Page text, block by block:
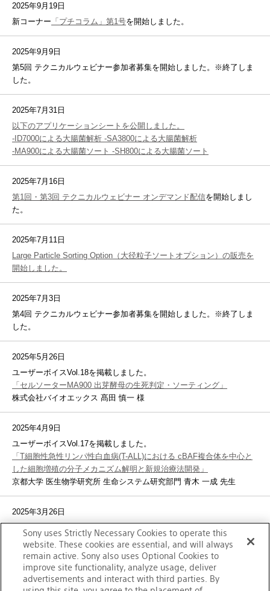
2025年9月19日
新コーナー 「プチコラム」第1号を開始しました。
2025年9月9日
第5回 テクニカルウェビナー参加者募集を開始しました。※終了しま
した。
2025年7月31日
以下のアプリケーションシートを公開しました。
-ID7000による大腸菌解析 -SA3800による大腸菌解析
-MA900による大腸菌ソート -SH800による大腸菌ソート
2025年7月16日
第1回・第3回 テクニカルウェビナー オンデマンド配信を開始しまし
た。
2025年7月11日
Large Particle Sorting Option（大径粒子ソートオプション）の販売を
開始しました。
2025年7月3日
第4回 テクニカルウェビナー参加者募集を開始しました。※終了しま
した。
2025年5月26日
ユーザーボイスVol.18を掲載しました。
「セルソーターMA900 出芽酵母の生死判定・ソーティング」
株式会社バイオエックス 髙田 慎一 様
2025年4月9日
ユーザーボイスVol.17を掲載しました。
「T細胞性急性リンパ性白血病(T-ALL)における cBAF複合体を中心と
した細胞増殖の分子メカニズム解明と新規治療法開発」
京都大学 医生物学研究所 生命システム研究部門 青木 一成 先生
2025年3月26日
の蛍光輝度強度情報と蛍光色素間の影響」
を追加しました。
2025年3月19日
第3回 テクニカルウェビナーを開催しました。※終了しました。
Sony uses Strictly Necessary Cookies to operate this
website. These cookies are essential, and will always
remain active. Sony also uses Optional Cookies to
improve site functionality, analyze usage, deliver
advertisements and interact with third parties. By